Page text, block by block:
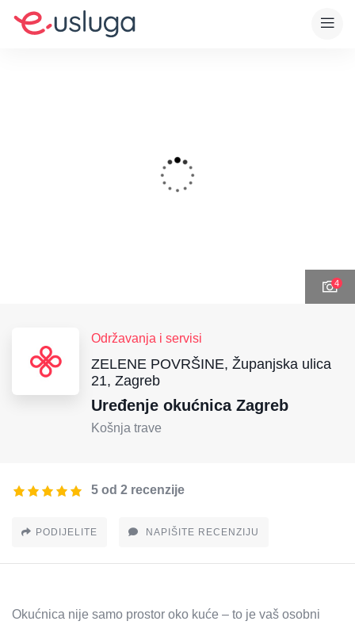
4
Održavanja i servisi
ZELENE POVRŠINE, Županjska ulica
21, Zagreb
Uređenje okućnica Zagreb
Košnja trave
5 od 2 recenzije
PODIJELITE NAPIŠITE RECENZIJU
Okućnica nije samo prostor oko kuće – to je vaš osobni